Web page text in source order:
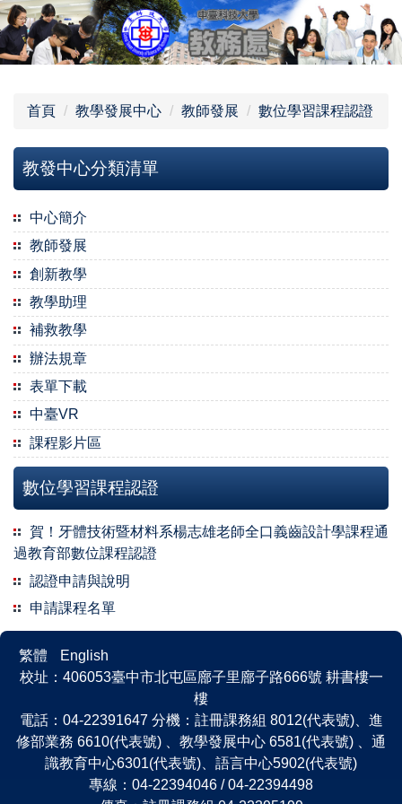
跳
到
主
首頁 教學發展中心 教師發展 數位學習課程認證
教發中心分類清單
中心簡介
教師發展
創新教學
教學助理
補救教學
辦法規章
表單下載
中臺VR
課程影片區
數位學習課程認證
賀！牙體技術暨材料系楊志雄老師全口義齒設計學課程通
過教育部數位課程認證
認證申請與說明
申請課程名單
繁體
English
校址：406053臺中市北屯區廍子里廍子路666號 耕書樓一
樓
電話：04-22391647 分機：註冊課務組 8012(代表號)、進
修部業務 6610(代表號) 、教學發展中心 6581(代表號) 、通
識教育中心6301(代表號)、語言中心5902(代表號)
專線：04-22394046 / 04-22394498